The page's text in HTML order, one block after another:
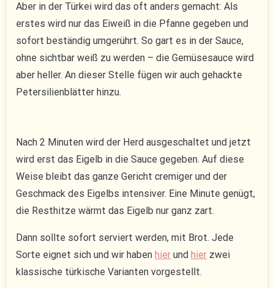
Aber in der Türkei wird das oft anders gemacht: Als
erstes wird nur das Eiweiß in die Pfanne gegeben und
sofort beständig umgerührt. So gart es in der Sauce,
ohne sichtbar weiß zu werden – die Gemüsesauce wird
aber heller. An dieser Stelle fügen wir auch gehackte
Petersilienblätter hinzu.
Nach 2 Minuten wird der Herd ausgeschaltet und jetzt
wird erst das Eigelb in die Sauce gegeben. Auf diese
Weise bleibt das ganze Gericht cremiger und der
Geschmack des Eigelbs intensiver. Eine Minute genügt,
die Resthitze wärmt das Eigelb nur ganz zart.
Dann sollte sofort serviert werden, mit Brot. Jede
Sorte eignet sich und wir haben hier und hier zwei
klassische türkische Varianten vorgestellt.